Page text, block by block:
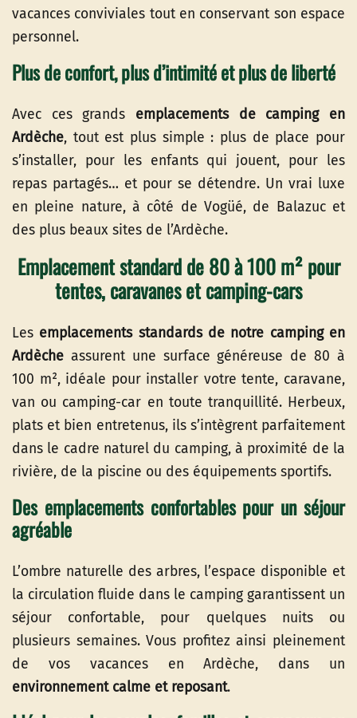
vacances conviviales tout en conservant son espace
personnel.
Plus de confort, plus d’intimité et plus de liberté
Avec ces grands emplacements de camping en
Ardèche, tout est plus simple : plus de place pour
s’installer, pour les enfants qui jouent, pour les
repas partagés… et pour se détendre. Un vrai luxe
en pleine nature, à côté de Vogüé, de Balazuc et
des plus beaux sites de l’Ardèche.
Emplacement standard de 80 à 100 m² pour
tentes, caravanes et camping-cars
Les emplacements standards de notre camping en
Ardèche assurent une surface généreuse de 80 à
100 m², idéale pour installer votre tente, caravane,
van ou camping-car en toute tranquillité. Herbeux,
plats et bien entretenus, ils s’intègrent parfaitement
dans le cadre naturel du camping, à proximité de la
rivière, de la piscine ou des équipements sportifs.
Des emplacements confortables pour un séjour
agréable
L’ombre naturelle des arbres, l’espace disponible et
la circulation fluide dans le camping garantissent un
séjour confortable, pour quelques nuits ou
plusieurs semaines. Vous profitez ainsi pleinement
de vos vacances en Ardèche, dans un
environnement calme et reposant.